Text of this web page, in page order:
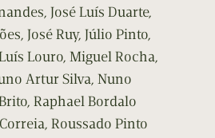
José Luís Duarte,
José Ruy, Júlio Pinto,
Louro, Miguel Rocha,
Artur Silva, Nuno
Raphael Bordalo
Roussado Pinto